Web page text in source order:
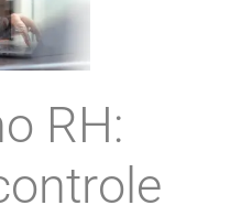
RH: